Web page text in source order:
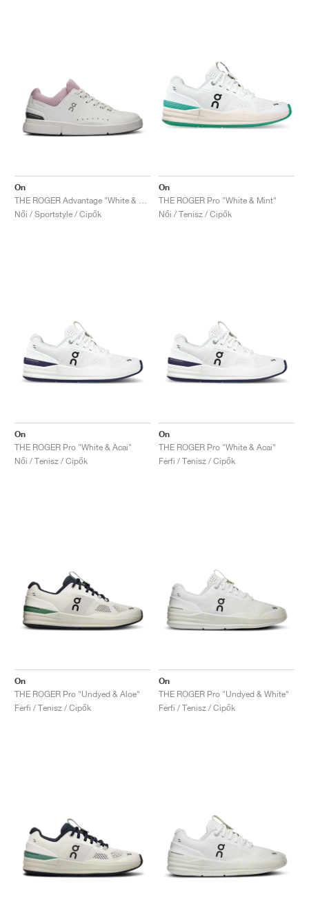
On
Női / Sportstyle / Cipők
On
THE ROGER Pro "White & Mint"
Női / Tenisz / Cipők
On
THE ROGER Pro "White & Acai"
Női / Tenisz / Cipők
On
THE ROGER Pro "White & Acai"
Férfi / Tenisz / Cipők
On
THE ROGER Pro "Undyed & Aloe"
Férfi / Tenisz / Cipők
On
THE ROGER Pro "Undyed & White"
Férfi / Tenisz / Cipők